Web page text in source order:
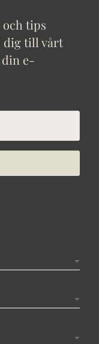
tips
dig till vårt
e-